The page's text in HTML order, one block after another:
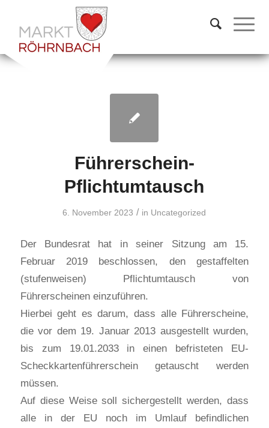
Führerschein-
Pflichtumtausch
6. November 2023 / in Uncategorized
Der Bundesrat hat in seiner Sitzung am 15.
Februar 2019 beschlossen, den gestaffelten
(stufenweisen) Pflichtumtausch von
Führerscheinen einzuführen.
Hierbei geht es darum, dass alle Führerscheine,
die vor dem 19. Januar 2013 ausgestellt wurden,
bis zum 19.01.2033 in einen befristeten EU-
Scheckkartenführerschein getauscht werden
müssen.
Auf diese Weise soll sichergestellt werden, dass
alle in der EU noch im Umlauf befindlichen